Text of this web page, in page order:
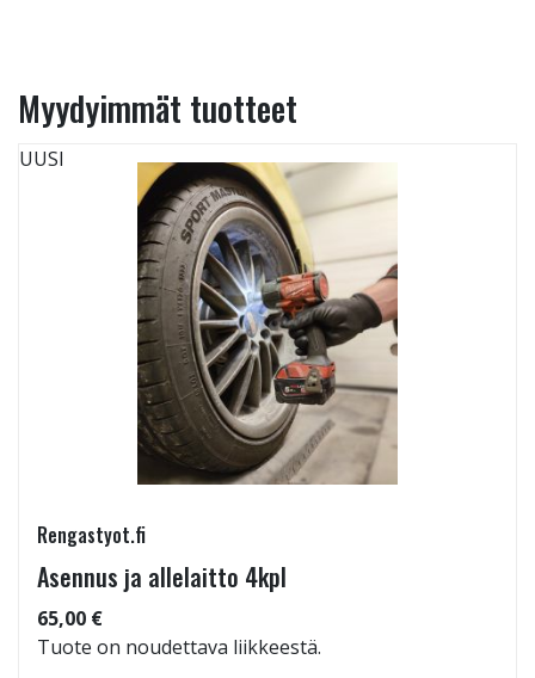
Myydyimmät tuotteet
UUSI
Rengastyot.fi
Asennus ja allelaitto 4kpl
65,00 €
Tuote on noudettava liikkeestä.